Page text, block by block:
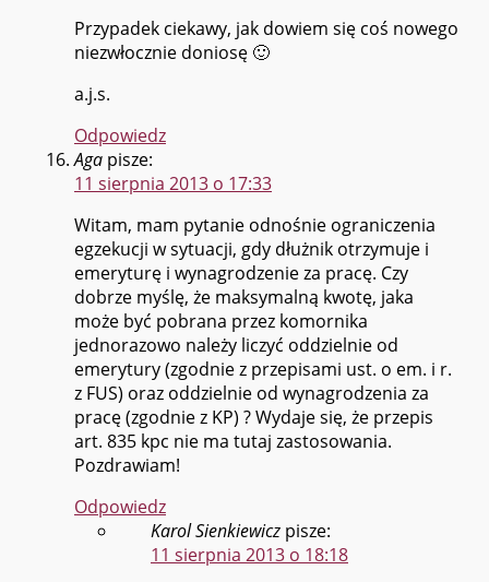
Przypadek ciekawy, jak dowiem się coś nowego
niezwłocznie doniosę 🙂
a.j.s.
Odpowiedz
Aga pisze:
11 sierpnia 2013 o 17:33
Witam, mam pytanie odnośnie ograniczenia
egzekucji w sytuacji, gdy dłużnik otrzymuje i
emeryturę i wynagrodzenie za pracę. Czy
dobrze myślę, że maksymalną kwotę, jaka
może być pobrana przez komornika
jednorazowo należy liczyć oddzielnie od
emerytury (zgodnie z przepisami ust. o em. i r.
z FUS) oraz oddzielnie od wynagrodzenia za
pracę (zgodnie z KP) ? Wydaje się, że przepis
art. 835 kpc nie ma tutaj zastosowania.
Pozdrawiam!
Odpowiedz
Karol Sienkiewicz pisze:
11 sierpnia 2013 o 18:18